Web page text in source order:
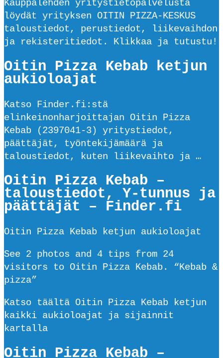
Kauppalehden yritystietopalvelusta
löydät yrityksen OITIN PIZZA-KESKUS
taloustiedot, perustiedot, liikevaihdon
ja rekisteritiedot. Klikkaa ja tutustu!
Oitin Pizza Kebab ketjun
aukioloajat
Katso Finder.fi:stä
elinkeinonharjoittajan Oitin Pizza
Kebab (2397041-3) yritystiedot,
päättäjät, työntekijämäärä ja
taloustiedot, kuten liikevaihto ja …
Oitin Pizza Kebab –
taloustiedot, Y-tunnus ja
päättäjät – Finder.fi
Oitin Pizza Kebab ketjun aukioloajat
See 2 photos and 4 tips from 24
visitors to Oitin Pizza Kebab. “Kebab &
pizza”
Katso täältä Oitin Pizza Kebab ketjun
kaikki aukioloajat ja sijainnit
kartalla
Oitin Pizza Kebab –